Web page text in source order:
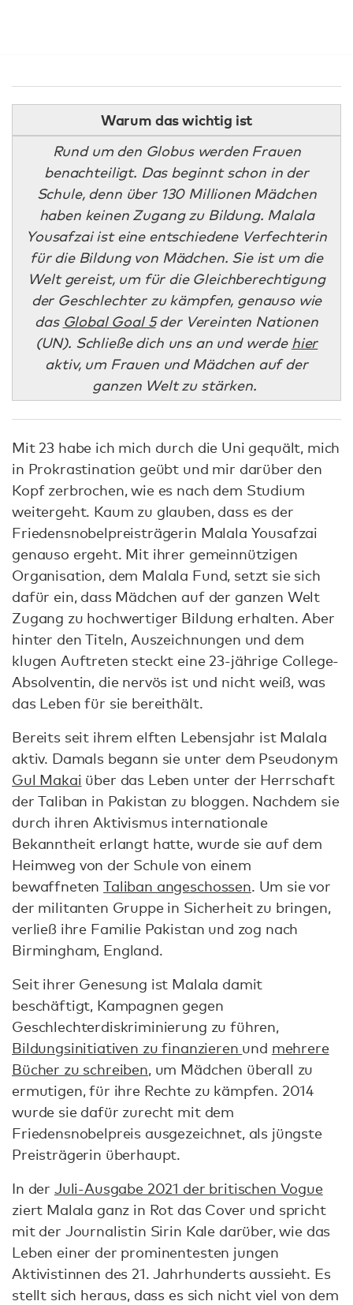
Warum das wichtig ist
Rund um den Globus werden Frauen
benachteiligt. Das beginnt schon in der
Schule, denn über 130 Millionen Mädchen
haben keinen Zugang zu Bildung. Malala
Yousafzai ist eine entschiedene Verfechterin
für die Bildung von Mädchen. Sie ist um die
Welt gereist, um für die Gleichberechtigung
der Geschlechter zu kämpfen, genauso wie
das Global Goal 5der Vereinten Nationen
(UN). Schließe dich uns an und werde hier
aktiv, um Frauen und Mädchen auf der
ganzen Welt zu stärken.
Mit 23 habe ich mich durch die Uni gequält, mich
in Prokrastination geübt und mir darüber den
Kopf zerbrochen, wie es nach dem Studium
weitergeht. Kaum zu glauben, dass es der
Friedensnobelpreisträgerin Malala Yousafzai
genauso ergeht. Mit ihrer gemeinnützigen
Organisation, dem Malala Fund, setzt sie sich
dafür ein, dass Mädchen auf der ganzen Welt
Zugang zu hochwertiger Bildung erhalten. Aber
hinter den Titeln, Auszeichnungen und dem
klugen Auftreten steckt eine 23-jährige College-
Absolventin, die nervös ist und nicht weiß, was
das Leben für sie bereithält.
Bereits seit ihrem elften Lebensjahr ist Malala
aktiv. Damals begann sie unter dem Pseudonym
Gul Makai über das Leben unter der Herrschaft
der Taliban in Pakistan zu bloggen. Nachdem sie
durch ihren Aktivismus internationale
Bekanntheit erlangt hatte, wurde sie auf dem
Heimweg von der Schule von einem
bewaffnetenTaliban angeschossen. Um sie vor
der militanten Gruppe in Sicherheit zu bringen,
verließ ihre Familie Pakistan und zog nach
Birmingham, England.
Seit ihrer Genesung ist Malala damit
beschäftigt, Kampagnen gegen
Geschlechterdiskriminierung zu führen,
Bildungsinitiativen zu finanzieren und mehrere
Bücher zu schreiben, um Mädchen überall zu
ermutigen, für ihre Rechte zu kämpfen. 2014
wurde sie dafür zurecht mit dem
Friedensnobelpreis ausgezeichnet, als jüngste
Preisträgerin überhaupt.
In der Juli-Ausgabe 2021 der britischen Vogue
ziert Malala ganz in Rot das Cover und spricht
mit der Journalistin Sirin Kale darüber, wie das
Leben einer der prominentesten jungen
Aktivistinnen des 21. Jahrhunderts aussieht. Es
stellt sich heraus, dass es sich nicht viel von dem